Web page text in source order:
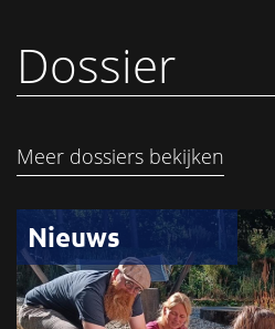
Dossier
Meer dossiers bekijken
Nieuws